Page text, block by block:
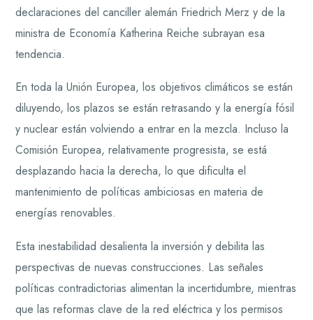
declaraciones del canciller alemán Friedrich Merz y de la
ministra de Economía Katherina Reiche subrayan esa
tendencia.
En toda la Unión Europea, los objetivos climáticos se están
diluyendo, los plazos se están retrasando y la energía fósil
y nuclear están volviendo a entrar en la mezcla. Incluso la
Comisión Europea, relativamente progresista, se está
desplazando hacia la derecha, lo que dificulta el
mantenimiento de políticas ambiciosas en materia de
energías renovables.
Esta inestabilidad desalienta la inversión y debilita las
perspectivas de nuevas construcciones. Las señales
políticas contradictorias alimentan la incertidumbre, mientras
que las reformas clave de la red eléctrica y los permisos